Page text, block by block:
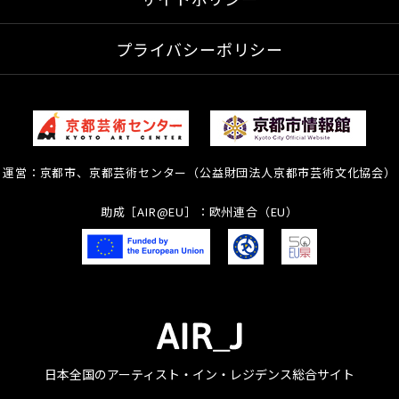
プライバシーポリシー
運営：京都市、京都芸術センター（公益財団法人京都市芸術文化協会）
助成［AIR@EU］：欧州連合（EU）
日本全国のアーティスト・イン・レジデンス総合サイト